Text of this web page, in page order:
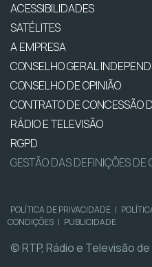
ACESSIBILIDADES
SATÉLITES
A EMPRESA
CONSELHO GERAL
CONSELHO DE OPINIÃO
CONTRATO DE CONCESSÃO
RÁDIO E TELEVISÃO
RGPD
GESTÃO DAS DEFINIÇÕES DE
POLÍTICA DE PRIVACIDADE |
CONDIÇÕES | PUBLICIDADE
© RTP, Rádio e Televisão